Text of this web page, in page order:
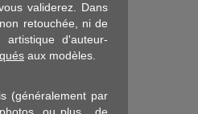
validerez. Dans
retouchée, ni de
d'auteur-
aux modèles.
(généralement par